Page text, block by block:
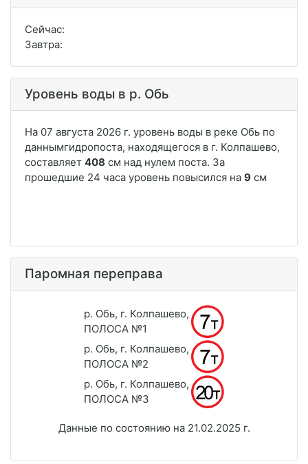
Сейчас:
Завтра:
Уровень воды в р. Обь
Паромная переправа
р. Обь, г. Колпашево,
ПОЛОСА №1
р. Обь, г. Колпашево,
ПОЛОСА №2
р. Обь, г. Колпашево,
ПОЛОСА №3
Данные по состоянию на 21.02.2025 г.